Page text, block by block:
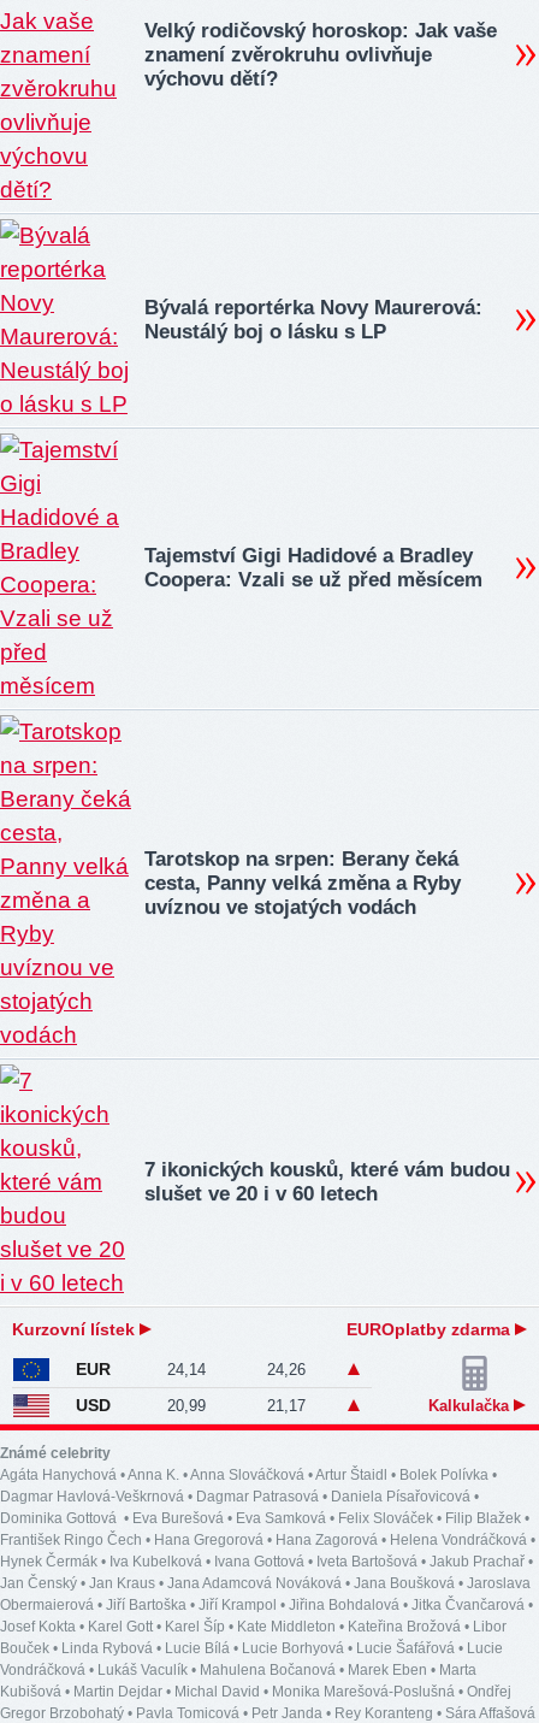
Velký rodičovský horoskop: Jak vaše
znamení zvěrokruhu ovlivňuje
výchovu dětí?
Bývalá reportérka Novy Maurerová:
Neustálý boj o lásku s LP
Tajemství Gigi Hadidové a Bradley
Coopera: Vzali se už před měsícem
Tarotskop na srpen: Berany čeká
cesta, Panny velká změna a Ryby
uvíznou ve stojatých vodách
7 ikonických kousků, které vám budou
slušet ve 20 i v 60 letech
Kurzovní lístek EUROplatby zdarma
EUR 24,14 24,26
USD 20,99 21,17 Kalkulačka
Známé celebrity
Agáta Hanychová •Anna K. •Anna Slováčková •Artur Štaidl • Bolek Polívka •
Dagmar Havlová-Veškrnová • Dagmar Patrasová • Daniela Písařovicová •
Dominika Gottová • Eva Burešová • Eva Samková • Felix Slováček • Filip Blažek •
František Ringo Čech • Hana Gregorová • Hana Zagorová • Helena Vondráčková •
Hynek Čermák • Iva Kubelková • Ivana Gottová • Iveta Bartošová • Jakub Prachař •
Jan Čenský • Jan Kraus • Jana Adamcová Nováková • Jana Boušková • Jaroslava
Obermaierová • Jiří Bartoška • Jiří Krampol • Jiřina Bohdalová • Jitka Čvančarová •
Josef Kokta • Karel Gott• Karel Šíp • Kate Middleton • Kateřina Brožová • Libor
Bouček • Linda Rybová • Lucie Bílá • Lucie Borhyová • Lucie Šafářová • Lucie
Vondráčková • Lukáš Vaculík • Mahulena Bočanová • Marek Eben • Marta
Kubišová • Martin Dejdar • Michal David • Monika Marešová-Poslušná • Ondřej
Gregor Brzobohatý • Pavla Tomicová • Petr Janda • Rey Koranteng • Sára Affašová